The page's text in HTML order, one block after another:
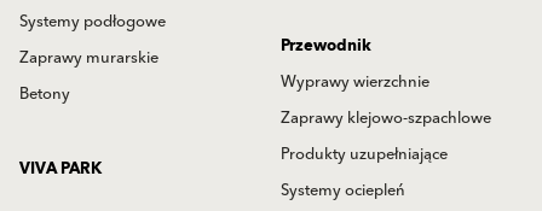
Systemy podłogowe
Zaprawy murarskie
Betony
Przewodnik
Wyprawy wierzchnie
Zaprawy klejowo-szpachlowe
Produkty uzupełniające
Systemy ociepleń
VIVA PARK